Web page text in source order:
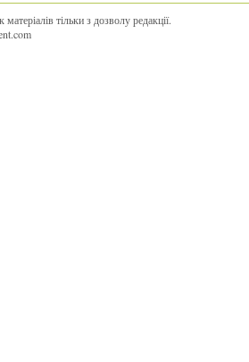
тільки з дозволу редакції.